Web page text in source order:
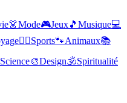
👗Mode🎮Jeux🎵 Musique💻
🏃‍♂️Sports🐾Animaux📚
Science🎨Design🕉️Spiritualité